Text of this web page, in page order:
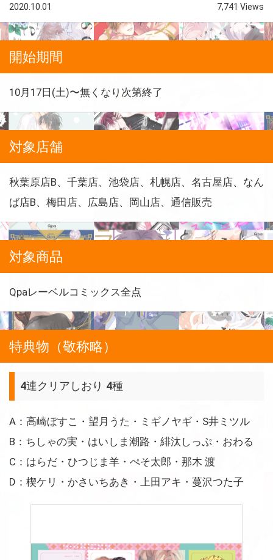
2020.10.01 7,741 Views
開始期間
10月17日(土)〜無くなり次第終了
対象店舗
秋葉原店B、千葉店、池袋店、札幌店、名古屋店、なん
ば店B、梅田店、広島店、岡山店、通信販売
対象商品
Qpaレーベルコミックス全点
特典物（敬称略）
4連クリアしおり 4種
A：高崎ぼすこ・望月うた・ミギノヤギ・S井ミツル
B：ちしゃの実・はいしま潮路・緋汰しっぷ・おわる
C：はらだ・ひつじま羊・ぺそ太郎・那木 渡
D：楔ケリ・かさいちあき・上田アキ・蔓沢つた子